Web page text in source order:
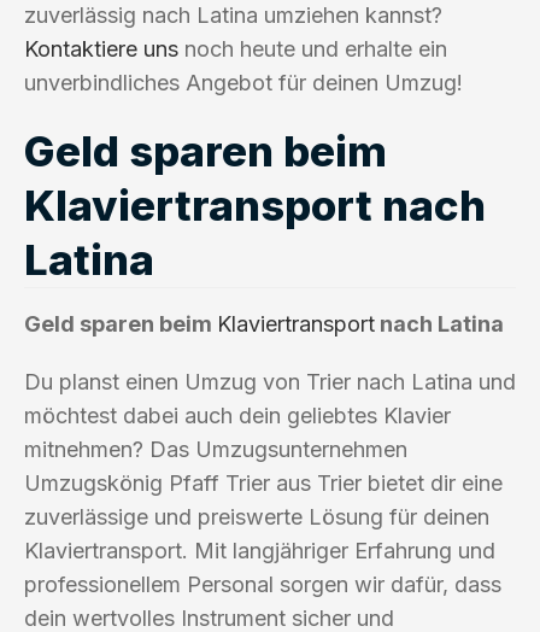
zuverlässig nach Latina umziehen kannst?
Kontaktiere uns noch heute und erhalte ein
unverbindliches Angebot für deinen Umzug!
Geld sparen beim
Klaviertransport nach
Latina
Geld sparen beim Klaviertransport nach Latina
Du planst einen Umzug von Trier nach Latina und
möchtest dabei auch dein geliebtes Klavier
mitnehmen? Das Umzugsunternehmen
Umzugskönig Pfaff Trier aus Trier bietet dir eine
zuverlässige und preiswerte Lösung für deinen
Klaviertransport. Mit langjähriger Erfahrung und
professionellem Personal sorgen wir dafür, dass
dein wertvolles Instrument sicher und